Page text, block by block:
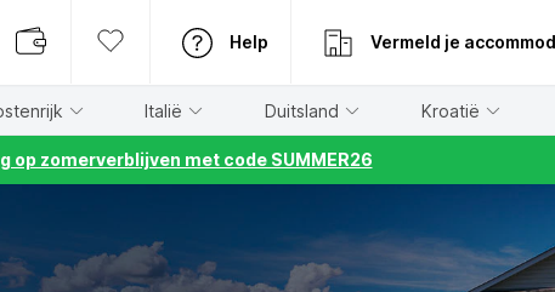
Help Vermeld je
Italië Duitsland Kroatië
op zomerverblijven met code SUMMER26